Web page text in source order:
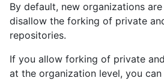
By default, new organizations
disallow the forking of private
repositories.
If you allow forking of private
at the organization level, you